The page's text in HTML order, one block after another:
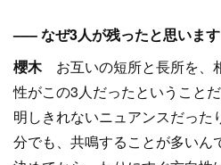
––– なぜ3人が残ったと思いま
櫻木お互いの短所と長所を、
性がこの3人だったということ
明しきれないニュアンスだった
分でも、共鳴することが多いん